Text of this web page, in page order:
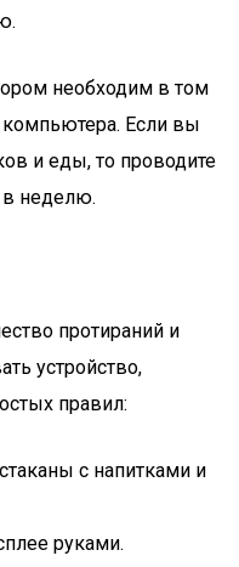
необходим в том
Если вы
и еды, то проводите
в неделю.
протираний и
устройство,
правил:
с напитками и
руками.